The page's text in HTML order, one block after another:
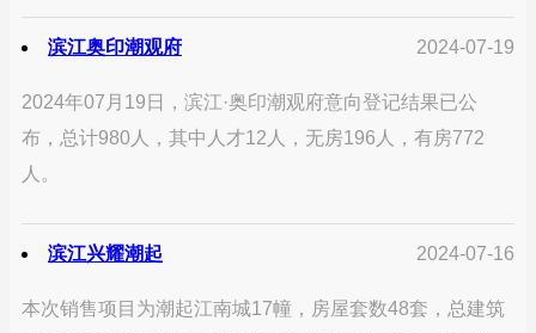
滨江奥印潮观府 2024-07-19
2024年07月19日，滨江·奥印潮观府意向登记结果已公
布，总计980人，其中人才12人，无房196人，有房772
人。
滨江兴耀潮起 2024-07-16
本次销售项目为潮起江南城17幢，房屋套数48套，总建筑